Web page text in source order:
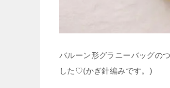
バルーン形グラニーバッグの
した♡(かぎ針編みです。)